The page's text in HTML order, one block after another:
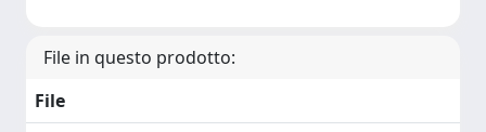
File in questo prodotto:
File